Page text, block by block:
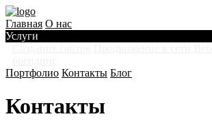
Главная О нас
Услуги
Портфолио Контакты Блог
Контакты